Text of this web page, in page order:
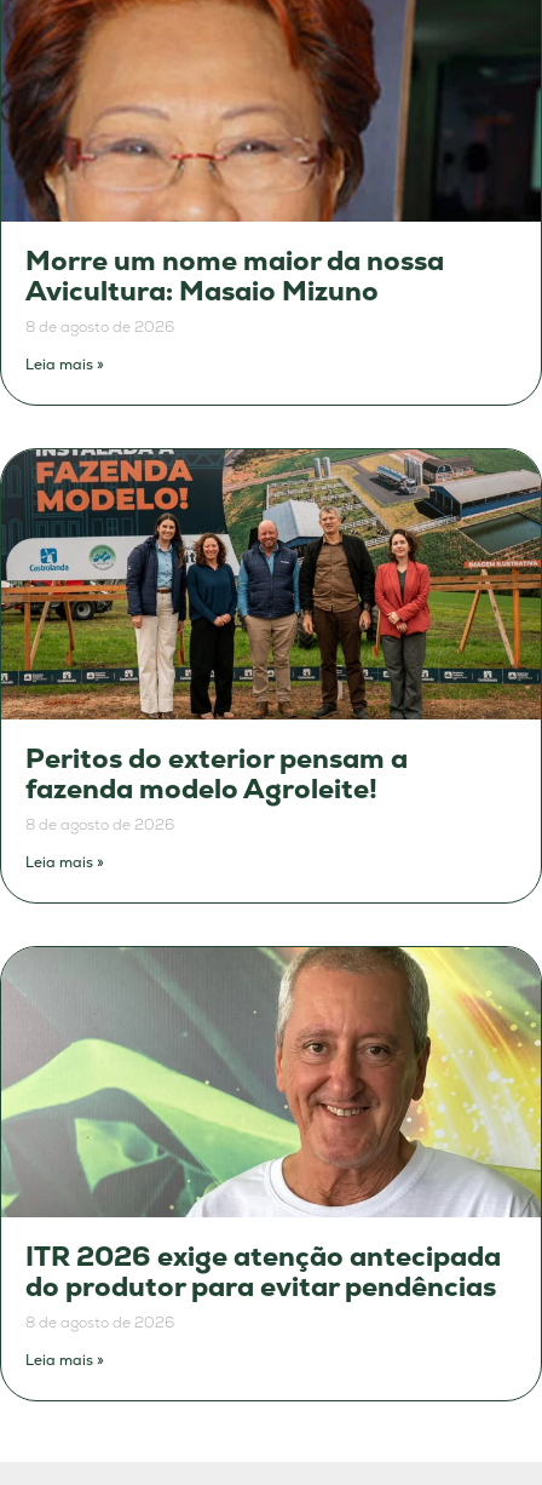
Morre um nome maior da nossa
Avicultura: Masaio Mizuno
8 de agosto de 2026
Leia mais »
Peritos do exterior pensam a
fazenda modelo Agroleite!
8 de agosto de 2026
Leia mais »
ITR 2026 exige atenção antecipada
do produtor para evitar pendências
8 de agosto de 2026
Leia mais »